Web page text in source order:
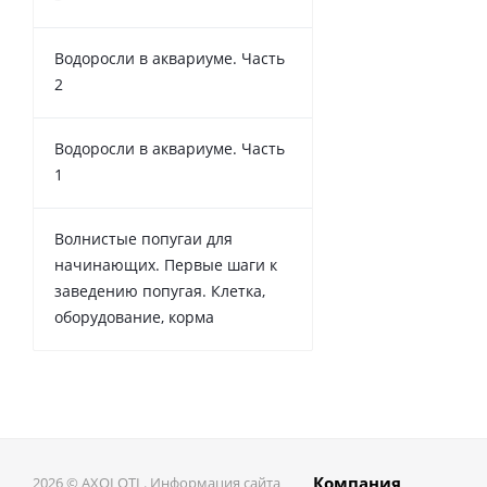
Водоросли в аквариуме. Часть
2
Водоросли в аквариуме. Часть
1
Волнистые попугаи для
начинающих. Первые шаги к
заведению попугая. Клетка,
оборудование, корма
2026 © AXOLOTL. Информация сайта Компания